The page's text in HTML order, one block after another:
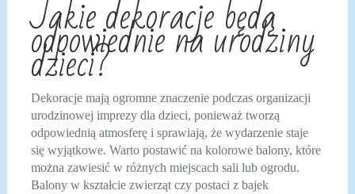
Jakie dekoracje będą
odpowiednie na urodziny
dzieci?
Dekoracje mają ogromne znaczenie podczas organizacji
urodzinowej imprezy dla dzieci, ponieważ tworzą
odpowiednią atmosferę i sprawiają, że wydarzenie staje
się wyjątkowe. Warto postawić na kolorowe balony, które
można zawiesić w różnych miejscach sali lub ogrodu.
Balony w kształcie zwierząt czy postaci z bajek